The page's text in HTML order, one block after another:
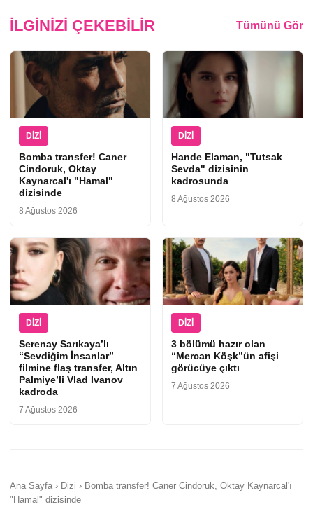
İLGINIZI ÇEKEBILIR Tümünü Gör
DIZI
Bomba transfer! Caner
Cindoruk, Oktay
Kaynarcal'ı "Hamal"
dizisinde
8 Ağustos 2026
DIZI
Hande Elaman, "Tutsak
Sevda" dizisinin
kadrosunda
8 Ağustos 2026
DIZI
Serenay Sarıkaya’lı
“Sevdiğim İnsanlar”
filmine flaş transfer, Altın
Palmiye’li Vlad Ivanov
kadroda
7 Ağustos 2026
DIZI
3 bölümü hazır olan
“Mercan Köşk”ün afişi
görücüye çıktı
7 Ağustos 2026
Ana Sayfa › Dizi › Bomba transfer! Caner Cindoruk, Oktay Kaynarcal'ı
"Hamal" dizisinde